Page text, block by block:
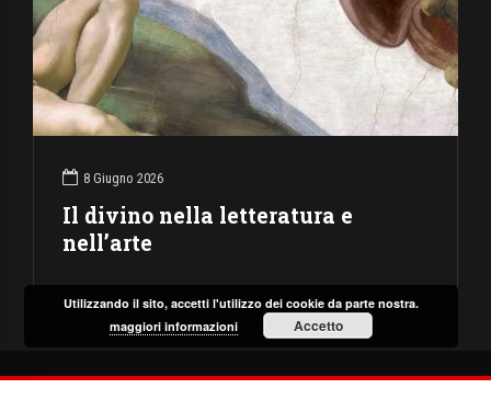
8 Giugno 2026
Il divino nella letteratura e
nell’arte
Utilizzando il sito, accetti l'utilizzo dei cookie da parte nostra.
maggiori informazioni
Accetto